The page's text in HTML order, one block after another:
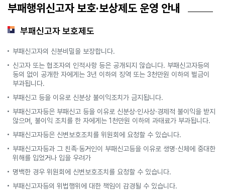
부패행위신고자 보호·보상제도 운영 안내
부패신고자 보호제도
부패신고자의 신분비밀을 보장합니다.
신고자 또는 협조자의 인적사항 등은 공개되지 않습니다. 부패신고자등의
동의 없이 공개한 자에게는 3년 이하의 징역 또는 3천만원 이하의 벌금이
부과됩니다.
부패신고 등을 이유로 신분상 불이익조치가 금지됩니다.
부패신고자등은 부패신고 등을 이유로 신분상·인사상·경제적 불이익을 받지
않으며, 불이익 조치를 한 자에게는 1천만원 이하의 과태료가 부과됩니다.
부패신고자등은 신변보호조치를 위원회에 요청할 수 있습니다.
부패신고자등과 그 친족·동거인이 부패신고등을 이유로 생명·신체에 중대한
위해를 입었거나 입을 우려가
명백한 경우 위원회에 신변보호조치를 요청할 수 있습니다.
부패신고자등의 위법행위에 대한 책임이 감경될 수 있습니다.